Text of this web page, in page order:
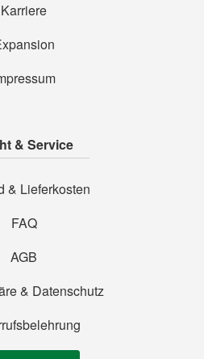
Karriere
& Service
& Lieferkosten
FAQ
AGB
& Datenschutz